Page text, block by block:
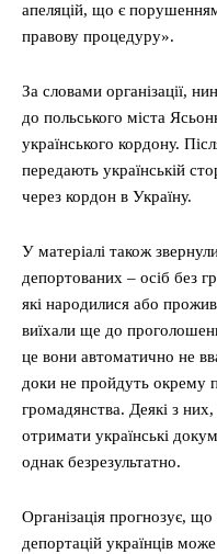
апеляцій, що є
правову процедуру».
За словами організації,
до польського міста
українського кордону.
передають українській
через кордон в Україну.
У матеріалі також
депортованих – осіб без
які народилися або
виїхали ще до
це вони автоматично не
доки не пройдуть окрему
громадянства. Деякі з них,
отримати українські
однак безрезультатно.
Організація прогнозує,
депортацій українців